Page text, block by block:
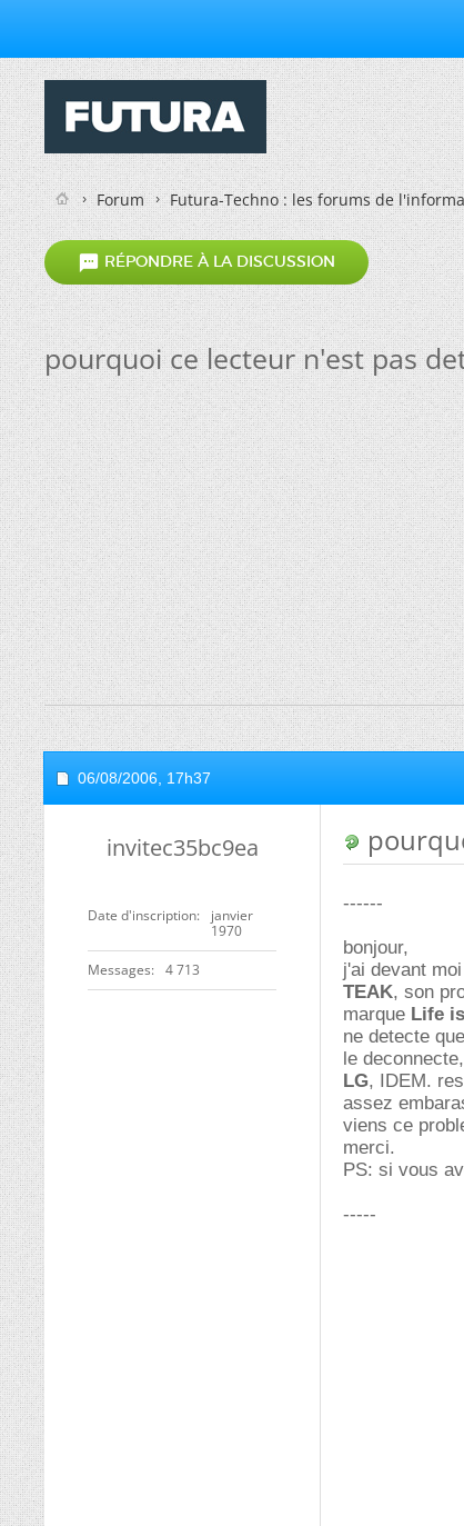
Forum Futura-Techno : les forums de
 RÉPONDRE À LA DISCUSSION
pourquoi ce lecteur n'est pas
06/08/2006, 17h37
invitec35bc9ea
Date d'inscription
janvier
1970
Messages 4 713
------
bonjour,
j'ai devant
TEAK, son
marque Life
ne detecte que
le deconnecte,
LG, IDEM.
assez
viens ce
merci.
PS: si vous
-----